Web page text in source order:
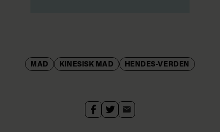
MAD KINESISK MAD HENDES-VERDEN